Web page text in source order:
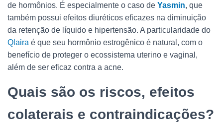
de hormônios. É especialmente o caso de Yasmin, que
também possui efeitos diuréticos eficazes na diminuição
da retenção de líquido e hipertensão. A particularidade do
Qlaira é que seu hormônio estrogênico é natural, com o
benefício de proteger o ecossistema uterino e vaginal,
além de ser eficaz contra a acne.
Quais são os riscos, efeitos
colaterais e contraindicações?